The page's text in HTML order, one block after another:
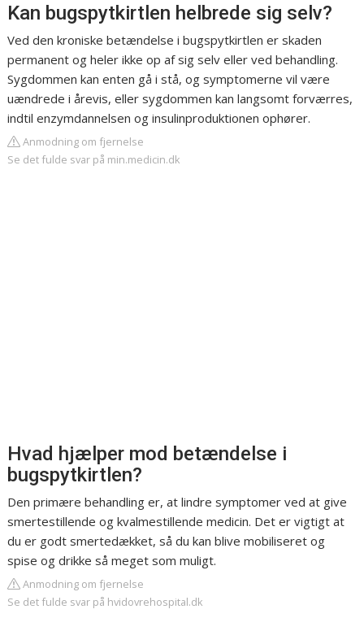
Kan bugspytkirtlen helbrede sig selv?
Ved den kroniske betændelse i bugspytkirtlen er skaden
permanent og heler ikke op af sig selv eller ved behandling.
Sygdommen kan enten gå i stå, og symptomerne vil være
uændrede i årevis, eller sygdommen kan langsomt forværres,
indtil enzymdannelsen og insulinproduktionen ophører.
Anmodning om fjernelse
Se det fulde svar på min.medicin.dk
Hvad hjælper mod betændelse i
bugspytkirtlen?
Den primære behandling er, at lindre symptomer ved at give
smertestillende og kvalmestillende medicin. Det er vigtigt at
du er godt smertedækket, så du kan blive mobiliseret og
spise og drikke så meget som muligt.
Anmodning om fjernelse
Se det fulde svar på hvidovrehospital.dk